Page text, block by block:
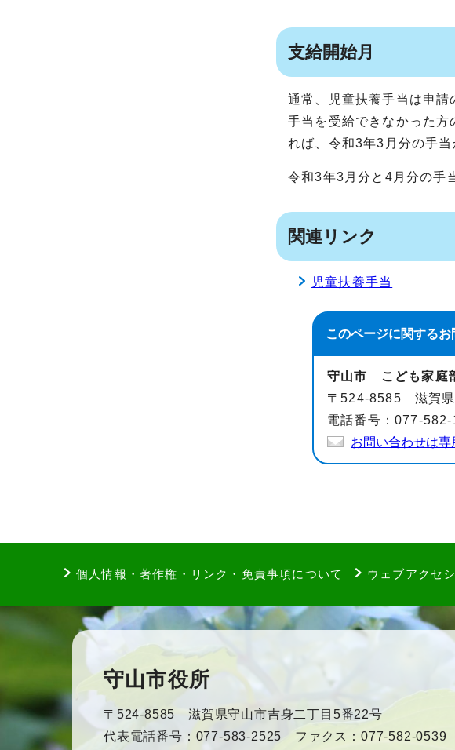
支給開始月
通常、児童扶養手当は申
手当を受給できなかった
れば、令和3年3月分の手当
令和3年3月分と4月分の手
関連リンク
児童扶養手当
このページに関するお
守山市 こども家庭
〒524-8585 滋賀県
電話番号：077-
お問い合わせは専
個人情報・著作権・リンク・免責事項について ウェブアクセ
守山市役所
〒524-8585 滋賀県守山市吉身二丁目5番22号
代表電話番号：077-583-2525 ファクス：077-582-0539